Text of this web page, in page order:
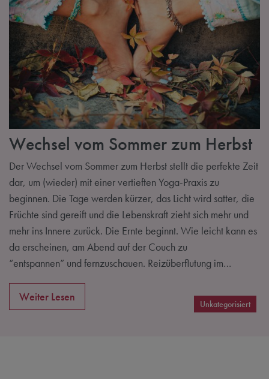
Wechsel vom Sommer zum Herbst
Der Wechsel vom Sommer zum Herbst stellt die perfekte Zeit
dar, um (wieder) mit einer vertieften Yoga-Praxis zu
beginnen. Die Tage werden kürzer, das Licht wird satter, die
Früchte sind gereift und die Lebenskraft zieht sich mehr und
mehr ins Innere zurück. Die Ernte beginnt. Wie leicht kann es
da erscheinen, am Abend auf der Couch zu
“entspannen” und fernzuschauen. Reizüberflutung im…
Weiter Lesen
Unkategorisiert